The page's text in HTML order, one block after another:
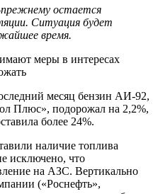
остается
Ситуация будет
время.
месяц бензин АИ-92,
Плюс», подорожал на 2,2%,
более 24%.
наличие топлива
исключено, что
на АЗС. Вертикально
(«Роснефть»,